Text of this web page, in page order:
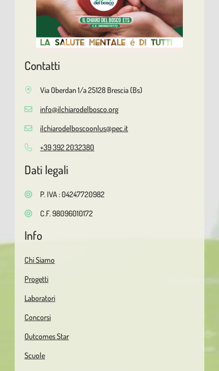
Contatti
Via Oberdan 1/a 25128 Brescia (Bs)
info@ilchiarodelbosco.org
ilchiarodelboscoonlus@pec.it
+39 392 2032380
Dati legali
P. IVA : 04247720982
C.F. 98096010172
Info
Chi Siamo
Progetti
Laboratori
Concorsi
Outcomes Star
Scuole